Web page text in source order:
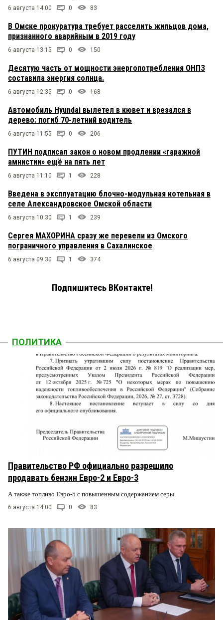
6 августа 14:00 0 83
В Омске прокуратура требует расселить жильцов дома,
признанного аварийным в 2019 году
6 августа 13:15 0 150
Десятую часть от мощности энергопотребления ОНПЗ
составила энергия солнца.
6 августа 12:35 0 168
Автомобиль Hyundai вылетел в кювет и врезался в
дерево: погиб 70-летний водитель
6 августа 11:55 0 206
ПУТИН подписал закон о новом продлении «гаражной
амнистии» ещё на пять лет
6 августа 11:10 1 228
Введена в эксплуатацию блочно-модульная котельная в
селе Александровское Омской области
6 августа 10:30 1 239
Сергея МАХОРИНА сразу же перевели из Омского
пограничного управления в Сахалинское
6 августа 09:30 1 374
Подпишитесь ВКонтакте!
ПОЛИТИКА
Правительство РФ официально разрешило
продавать бензин Евро-2 и Евро-3
А также топливо Евро-5 с повышенным содержанием серы.
6 августа 14:00 0 83